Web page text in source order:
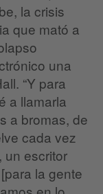
la crisis
que mató a
una
“Y para
a llamarla
a bromas, de
cada vez
un escritor
la gente